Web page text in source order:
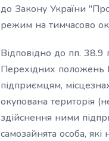
до Закону України
режим на тимчасово
Відповідно до пп. 38.9
Перехідних положень
підприємцям,
окупована територія
здійснення ними
самозайнята особа,